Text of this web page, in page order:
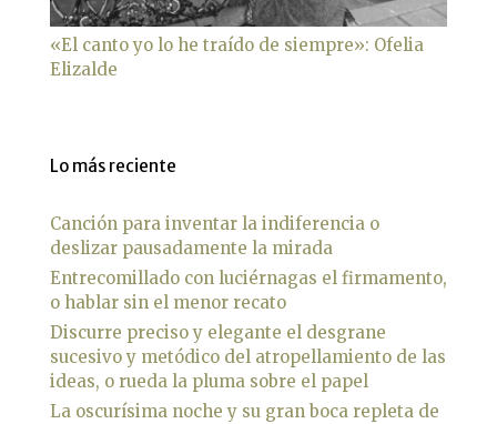
«El canto yo lo he traído de siempre»: Ofelia
Elizalde
Lo más reciente
Canción para inventar la indiferencia o
deslizar pausadamente la mirada
Entrecomillado con luciérnagas el firmamento,
o hablar sin el menor recato
Discurre preciso y elegante el desgrane
sucesivo y metódico del atropellamiento de las
ideas, o rueda la pluma sobre el papel
La oscurísima noche y su gran boca repleta de